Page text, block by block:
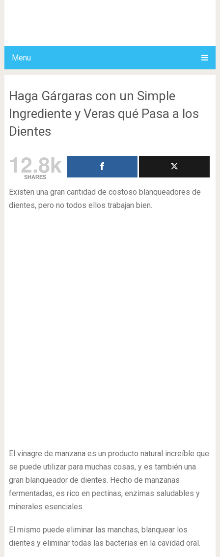
Menu
Haga Gárgaras con un Simple
Ingrediente y Veras qué Pasa a los
Dientes
12.8k
SHARES
Existen una gran cantidad de costoso blanqueadores de
dientes, pero no todos ellos trabajan bien.
El vinagre de manzana es un producto natural increíble que
se puede utilizar para muchas cosas, y es también una
gran blanqueador de dientes. Hecho de manzanas
fermentadas, es rico en pectinas, enzimas saludables y
minerales esenciales.
El mismo puede eliminar las manchas, blanquear los
dientes y eliminar todas las bacterias en la cavidad oral.